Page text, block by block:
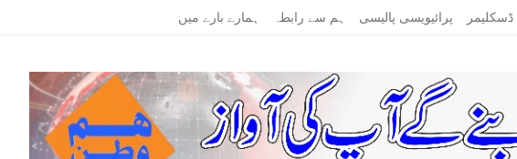
ہمارے بارے میں ہم سے رابطہ پرائیویسی پالیسی ڈسکلیمر